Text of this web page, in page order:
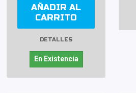
AÑADIR AL
CARRITO
DETALLES
En Existencia